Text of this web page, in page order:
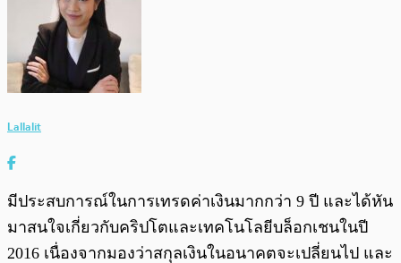
Lallalit
มีประสบการณ์ในการเทรดค่าเงินมากกว่า 9 ปี และได้หัน
มาสนใจเกี่ยวกับคริปโตและเทคโนโลยีบล็อกเชนในปี
2016 เนื่องจากมองว่าสกุลเงินในอนาคตจะเปลี่ยนไป และ